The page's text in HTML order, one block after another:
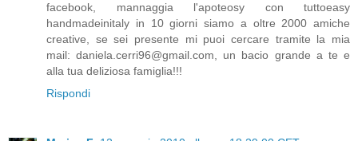
facebook, mannaggia l'apoteosy con tuttoeasy
handmadeinitaly in 10 giorni siamo a oltre 2000 amiche
creative, se sei presente mi puoi cercare tramite la mia
mail: daniela.cerri96@gmail.com, un bacio grande a te e
alla tua deliziosa famiglia!!!
Rispondi